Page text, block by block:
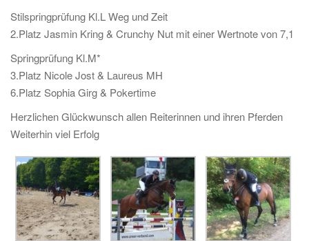
Stilspringprüfung Kl.L Weg und Zeit
2.Platz Jasmin Kring & Crunchy Nut mit einer Wertnote von 7,1
Springprüfung Kl.M*
3.Platz Nicole Jost & Laureus MH
6.Platz Sophia Girg & Pokertime
Herzlichen Glückwunsch allen Reiterinnen und ihren Pferden
Weiterhin viel Erfolg